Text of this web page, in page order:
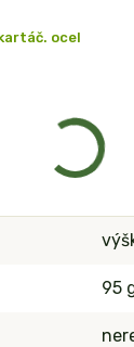
ocel
95